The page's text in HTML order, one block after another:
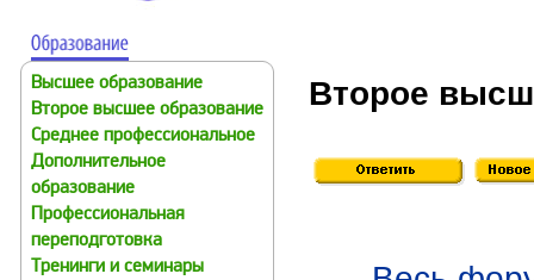
Высшее образование
Второе высшее образование
Среднее профессиональное
Дополнительное
образование
Профессиональная
переподготовка
Тренинги и семинары
Второе